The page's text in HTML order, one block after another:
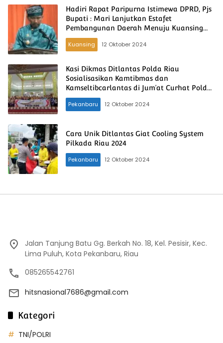
Hadiri Rapat Paripurna Istimewa DPRD, Pjs
Bupati : Mari Lanjutkan Estafet
Pembangunan Daerah Menuju Kuansing
Hebat
Kuansing
12 Oktober 2024
Kasi Dikmas Ditlantas Polda Riau
Sosialisasikan Kamtibmas dan
Kamseltibcarlantas di Jum’at Curhat Polda
Riau
Pekanbaru
12 Oktober 2024
Cara Unik Ditlantas Giat Cooling System
Pilkada Riau 2024
Pekanbaru 12 Oktober 2024
Jalan Tanjung Batu Gg. Berkah No. 18, Kel. Pesisir, Kec.
Lima Puluh, Kota Pekanbaru, Riau
085265542761
hitsnasional7686@gmail.com
Kategori
TNI/POLRI